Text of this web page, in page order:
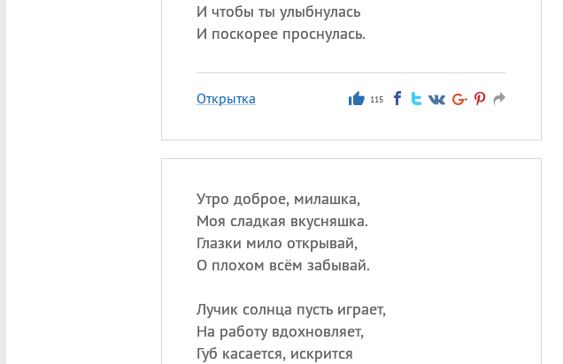
И чтобы ты улыбнулась
И поскорее проснулась.
Открытка 115
Утро доброе, милашка,
Моя сладкая вкусняшка.
Глазки мило открывай,
О плохом всём забывай.
Лучик солнца пусть играет,
На работу вдохновляет,
Губ касается, искрится